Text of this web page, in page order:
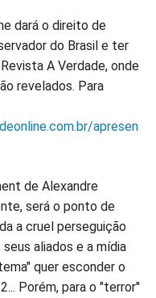
dará o direito de
do Brasil e ter
A Verdade, onde
revelados. Para
apresen
de Alexandre
será o ponto de
a cruel perseguição
aliados e a mídia
quer esconder o
Porém, para o "terror"